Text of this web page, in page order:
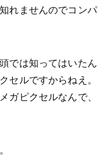
れませんのでコンパ
では知ってはいたん
セルですからねえ。
ガピクセルなんで、